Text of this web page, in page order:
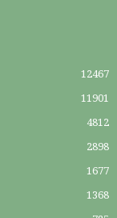
12467
11901
4812
2898
1677
1368